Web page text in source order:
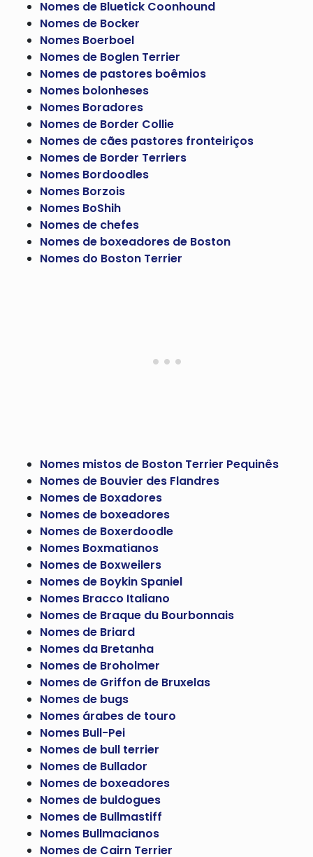
Nomes de Bluetick Coonhound
Nomes de Bocker
Nomes Boerboel
Nomes de Boglen Terrier
Nomes de pastores boêmios
Nomes bolonheses
Nomes Boradores
Nomes de Border Collie
Nomes de cães pastores fronteiriços
Nomes de Border Terriers
Nomes Bordoodles
Nomes Borzois
Nomes BoShih
Nomes de chefes
Nomes de boxeadores de Boston
Nomes do Boston Terrier
Nomes mistos de Boston Terrier Pequinês
Nomes de Bouvier des Flandres
Nomes de Boxadores
Nomes de boxeadores
Nomes de Boxerdoodle
Nomes Boxmatianos
Nomes de Boxweilers
Nomes de Boykin Spaniel
Nomes Bracco Italiano
Nomes de Braque du Bourbonnais
Nomes de Briard
Nomes da Bretanha
Nomes de Broholmer
Nomes de Griffon de Bruxelas
Nomes de bugs
Nomes árabes de touro
Nomes Bull-Pei
Nomes de bull terrier
Nomes de Bullador
Nomes de boxeadores
Nomes de buldogues
Nomes de Bullmastiff
Nomes Bullmacianos
Nomes de Cairn Terrier